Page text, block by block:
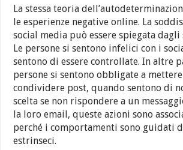
La stessa teoria
le esperienze negative online. La
social media può essere spiegata
Le persone si sentono infelici con i
sentono di essere controllate. In altre
persone si sentono obbligate a mettere
condividere post, quando sentono di
scelta se non rispondere a un
la loro email, queste azioni sono
perché i comportamenti sono guidati
estrinseci.